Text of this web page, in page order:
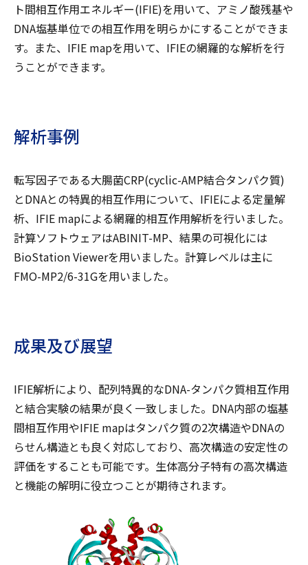
ト間相互作用エネルギー(IFIE)を用いて、アミノ酸残基や
DNA塩基単位での相互作用を明らかにすることができま
す。また、IFIE mapを用いて、IFIEの網羅的な解析を行
うことができます。
解析事例
転写因子である大腸菌CRP(cyclic-AMP結合タンパク質)
とDNAとの特異的相互作用について、IFIEによる定量解
析、IFIE mapによる網羅的相互作用解析を行いました。
計算ソフトウェアはABINIT-MP、結果の可視化には
BioStation Viewerを用いました。計算レベルは主に
FMO-MP2/6-31Gを用いました。
成果及び展望
IFIE解析により、配列特異的なDNA-タンパク質相互作用
と結合実験の結果が良く一致しました。DNA内部の塩基
間相互作用やIFIE mapはタンパク質の2次構造やDNAの
らせん構造とも良く対応しており、高次構造の安定性の
評価をすることも可能です。生体高分子特有の高次構造
と機能の解明に役立つことが期待されます。